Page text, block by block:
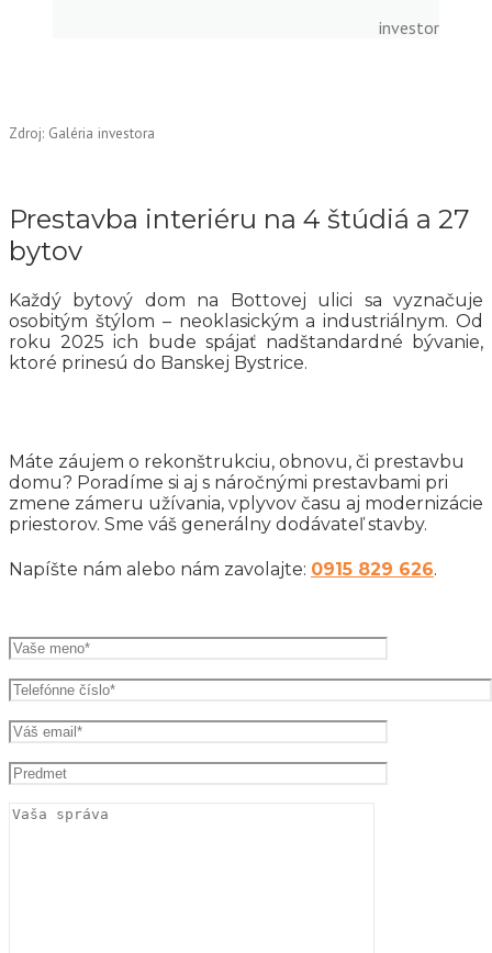
investor
Zdroj: Galéria investora
Prestavba interiéru na 4 štúdiá a 27
bytov
Každý bytový dom na Bottovej ulici sa vyznačuje
osobitým štýlom – neoklasickým a industriálnym. Od
roku 2025 ich bude spájať nadštandardné bývanie,
ktoré prinesú do Banskej Bystrice.
Máte záujem o rekonštrukciu, obnovu, či prestavbu
domu? Poradíme si aj s náročnými prestavbami pri
zmene zámeru užívania, vplyvov času aj modernizácie
priestorov. Sme váš generálny dodávateľ stavby.
Napíšte nám alebo nám zavolajte: 0915 829 626.